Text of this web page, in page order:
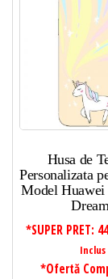
Husa de
Personalizata
Model
*SUPER PRET:
Inclus
*Ofertă